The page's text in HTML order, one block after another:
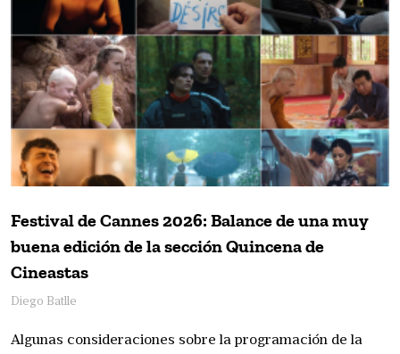
Festival de Cannes 2026: Balance de una muy
buena edición de la sección Quincena de
Cineastas
Diego Batlle
Algunas consideraciones sobre la programación de la